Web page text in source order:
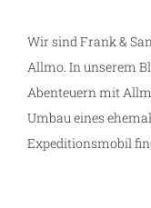
Wir sind Frank &
Allmo. In unserem
Abenteuern mit
Umbau eines
Expeditionsmobil